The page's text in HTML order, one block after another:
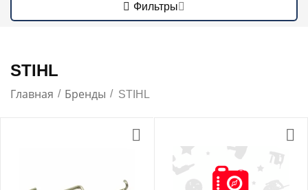
Фильтры
STIHL
Главная / Бренды / STIHL